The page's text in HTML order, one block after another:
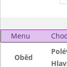
Menu
Oběd